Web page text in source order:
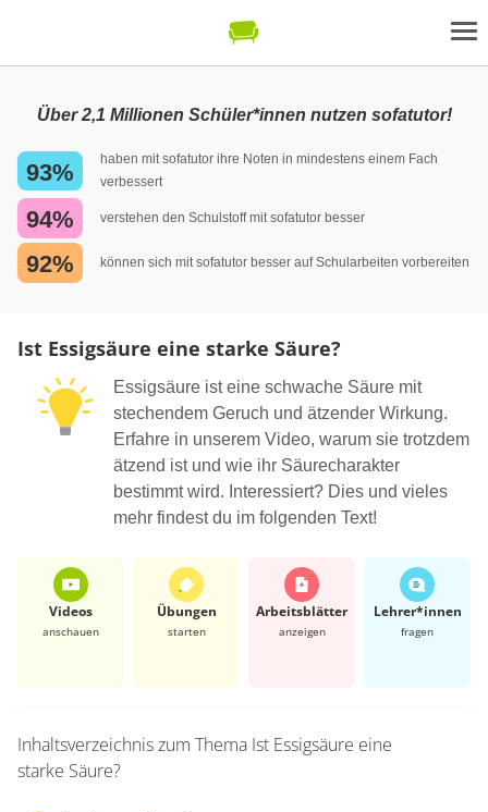
Über 2,1 Millionen Schüler*innen nutzen sofatutor!
93%
haben mit sofatutor ihre Noten in mindestens einem Fach
verbessert
94% verstehen den Schulstoff mit sofatutor besser
92% können sich mit sofatutor besser auf Schularbeiten vorbereiten
Ist Essigsäure eine starke Säure?
Essigsäure ist eine schwache Säure mit
stechendem Geruch und ätzender Wirkung.
Erfahre in unserem Video, warum sie trotzdem
ätzend ist und wie ihr Säurecharakter
bestimmt wird. Interessiert? Dies und vieles
mehr findest du im folgenden Text!
Videos
anschauen
Übungen
starten
Arbeits­blätter
anzeigen
Lehrer*​innen
fragen
Inhaltsverzeichnis zum Thema Ist Essigsäure eine
starke Säure?